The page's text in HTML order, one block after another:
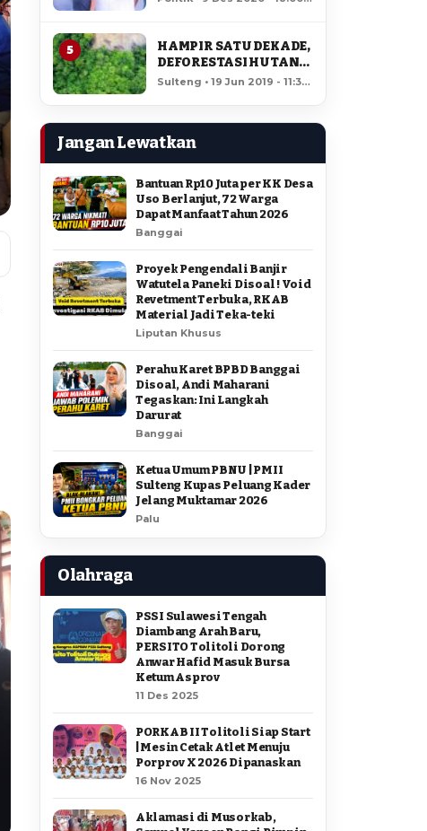
5
HAMPIR SATU DEKADE,
DEFORESTASI HUTAN
LORE LINDU MENCAPAI
Sulteng • 19 Jun 2019 - 11:34
Jangan Lewatkan
Bantuan Rp10 Juta per KK Desa
Uso Berlanjut, 72 Warga
Dapat Manfaat Tahun 2026
Banggai
Proyek Pengendali Banjir
Watutela Paneki Disoal ! Void
Revetment Terbuka, RKAB
Material Jadi Teka-teki
Liputan Khusus
Perahu Karet BPBD Banggai
Disoal, Andi Maharani
Tegaskan: Ini Langkah
Darurat
Banggai
Ketua Umum PBNU | PMII
Sulteng Kupas Peluang Kader
Jelang Muktamar 2026
Palu
Olahraga
PSSI Sulawesi Tengah
Diambang Arah Baru,
PERSITO Tolitoli Dorong
Anwar Hafid Masuk Bursa
Ketum Asprov
11 Des 2025
PORKAB II Tolitoli Siap Start
| Mesin Cetak Atlet Menuju
Porprov X 2026 Dipanaskan
16 Nov 2025
Aklamasi di Musorkab,